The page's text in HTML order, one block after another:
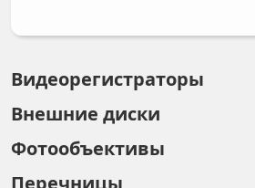
Видеорегистраторы
Внешние диски
Фотообъективы
Перечницы